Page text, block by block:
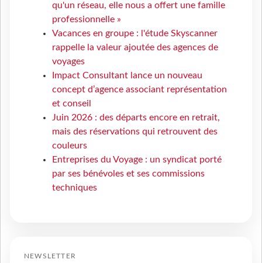
qu'un réseau, elle nous a offert une famille
professionnelle »
Vacances en groupe : l'étude Skyscanner
rappelle la valeur ajoutée des agences de
voyages
Impact Consultant lance un nouveau
concept d’agence associant représentation
et conseil
Juin 2026 : des départs encore en retrait,
mais des réservations qui retrouvent des
couleurs
Entreprises du Voyage : un syndicat porté
par ses bénévoles et ses commissions
techniques
NEWSLETTER